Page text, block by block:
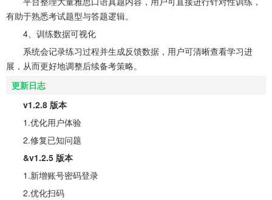
有助于熟悉考试题型与答题逻辑。
4、训练数据可视化
系统会记录练习过程并生成反馈数据，用户可清晰查看学习进
展，从而更好地调整后续备考策略。
更新日志
v1.2.8 版本
1.优化用户体验
2.修复已知问题
&v1.2.5 版本
1.新增账号密码登录
2.优化扫码